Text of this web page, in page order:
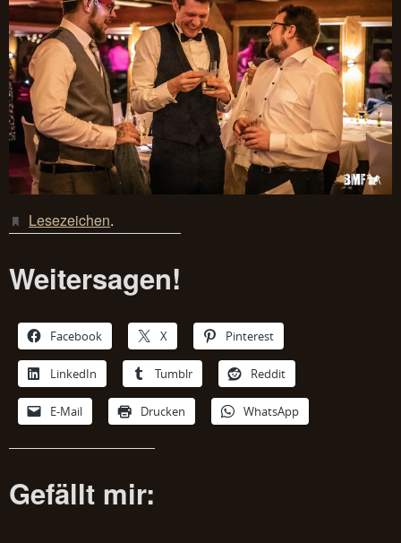
Lesezeichen.
Weitersagen!
Facebook X Pinterest
LinkedIn Tumblr Reddit
E-Mail Drucken WhatsApp
Gefällt mir: